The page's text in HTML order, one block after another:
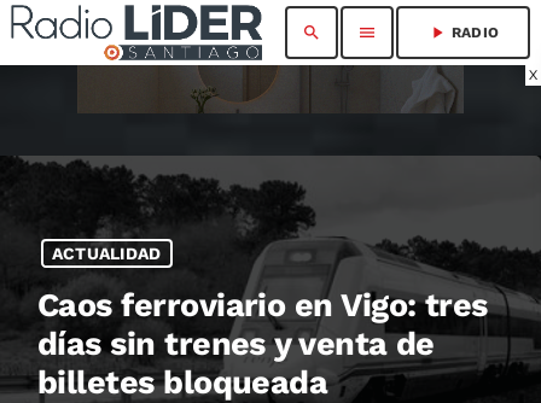
X
search menu play_arrow RADIO
ACTUALIDAD
Caos ferroviario en Vigo: tres
días sin trenes y venta de
billetes bloqueada